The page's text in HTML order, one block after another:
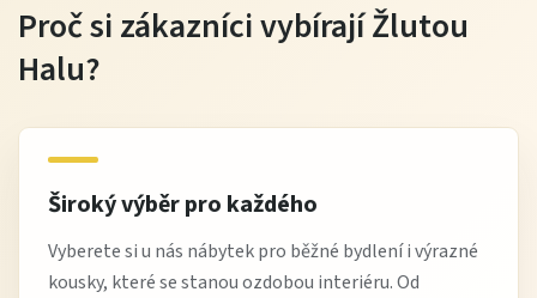
Proč si zákazníci vybírají Žlutou
Halu?
Široký výběr pro každého
Vyberete si u nás nábytek pro běžné bydlení i výrazné
kousky, které se stanou ozdobou interiéru. Od